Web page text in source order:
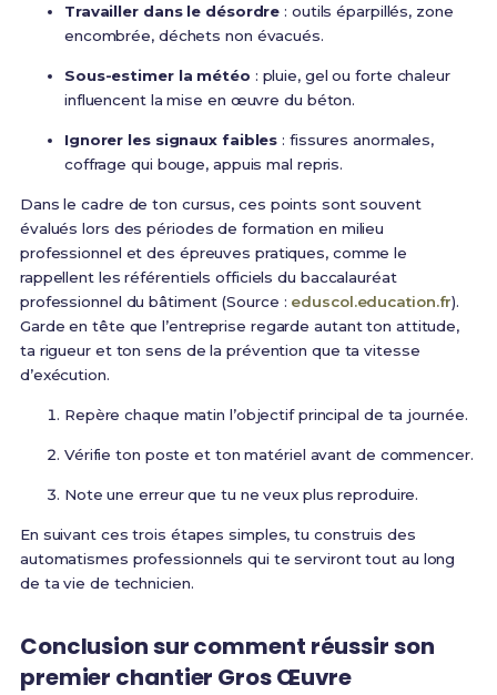
Travailler dans le désordre : outils éparpillés, zone
encombrée, déchets non évacués.
Sous-estimer la météo : pluie, gel ou forte chaleur
influencent la mise en œuvre du béton.
Ignorer les signaux faibles : fissures anormales,
coffrage qui bouge, appuis mal repris.
Dans le cadre de ton cursus, ces points sont souvent
évalués lors des périodes de formation en milieu
professionnel et des épreuves pratiques, comme le
rappellent les référentiels officiels du baccalauréat
professionnel du bâtiment (Source : eduscol.education.fr).
Garde en tête que l’entreprise regarde autant ton attitude,
ta rigueur et ton sens de la prévention que ta vitesse
d’exécution.
Repère chaque matin l’objectif principal de ta journée.
Vérifie ton poste et ton matériel avant de commencer.
Note une erreur que tu ne veux plus reproduire.
En suivant ces trois étapes simples, tu construis des
automatismes professionnels qui te serviront tout au long
de ta vie de technicien.
Conclusion sur comment réussir son
premier chantier Gros Œuvre